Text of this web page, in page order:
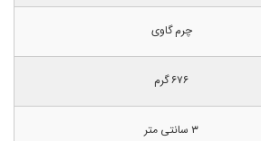
چرم گاوی
۶۷۶ گرم
۳ سانتی متر